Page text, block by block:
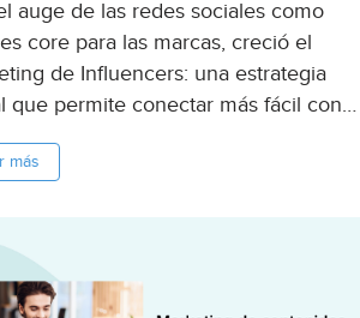
auge de las redes sociales como
core para las marcas, creció el
de Influencers: una estrategia
que permite conectar más fácil con
En esta nota, te contamos cómo
más